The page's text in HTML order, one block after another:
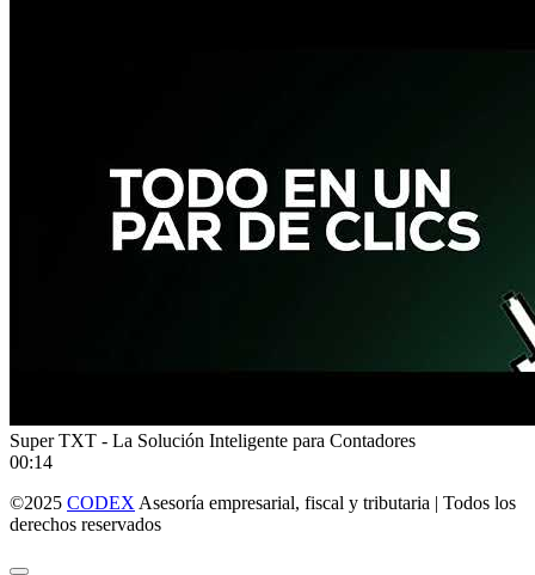
Super TXT - La Solución Inteligente para Contadores
00:14
©2025 CODEX Asesoría empresarial, fiscal y tributaria | Todos los
derechos reservados